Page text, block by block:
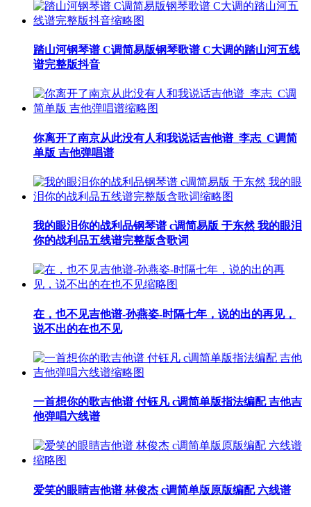
踏山河钢琴谱 C调简易版钢琴歌谱 C大调的踏山河五线
谱完整版抖音
你离开了南京从此没有人和我说话吉他谱_李志_C调简
单版 吉他弹唱谱
我的眼泪你的战利品钢琴谱 c调简易版 于东然 我的眼泪
你的战利品五线谱完整版含歌词
在，也不见吉他谱-孙燕姿-时隔七年，说的出的再见，
说不出的在也不见
一首想你的歌吉他谱 付钰凡 c调简单版指法编配 吉他吉
他弹唱六线谱
爱笑的眼睛吉他谱 林俊杰 c调简单版原版编配 六线谱